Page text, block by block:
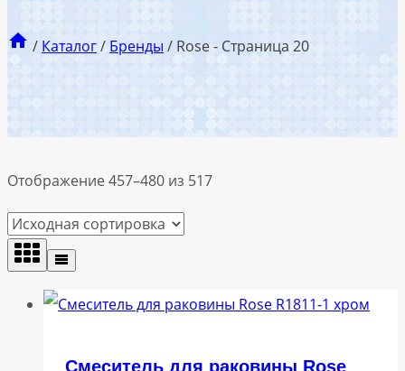
/ Каталог/ Бренды / Rose- Страница 20
Отображение 457–480 из 517
Смеситель для раковины Rose